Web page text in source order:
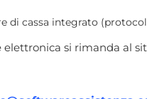
di cassa integrato
si rimanda al